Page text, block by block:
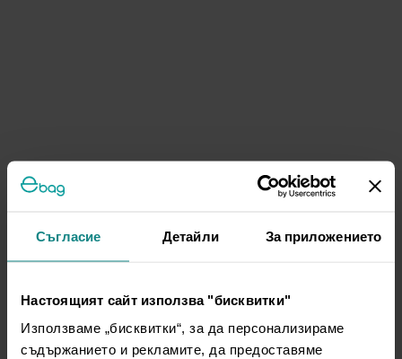
Съгласие Детайли За приложението
Настоящият сайт използва "бисквитки"
Използваме „бисквитки“, за да персонализираме
съдържанието и рекламите, да предоставяме